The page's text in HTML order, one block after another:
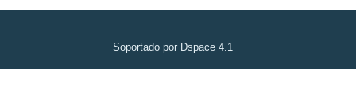
Soportado por Dspace 4.1